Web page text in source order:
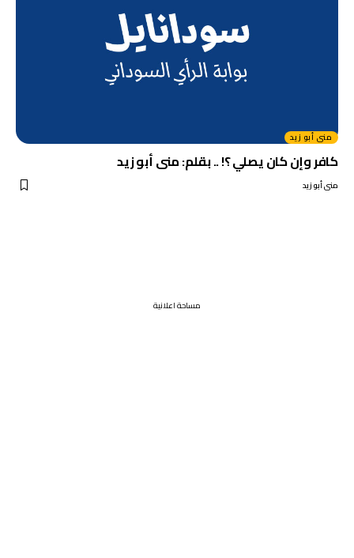
منى أبو زيد
كافر وإن كان يصلي ؟! .. بقلم: منى أبو زيد
منى أبو زيد
مساحة اعلانية